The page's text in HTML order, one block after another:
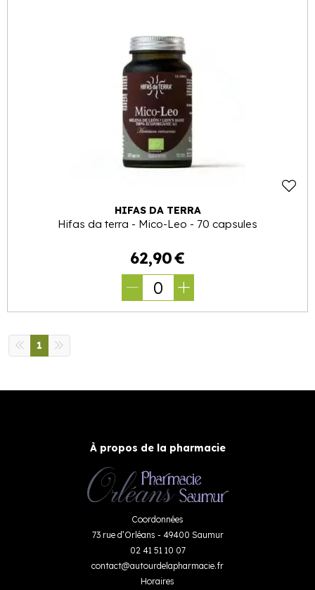
HIFAS DA TERRA
Hifas da terra - Mico-Leo - 70 capsules
62,90€
0
1
À propos de la pharmacie
Coordonnées
73 rue d’Orléans - 49400 Saumur
02 41 51 10 07
contact@autourdelapharmacie.fr
Horaires